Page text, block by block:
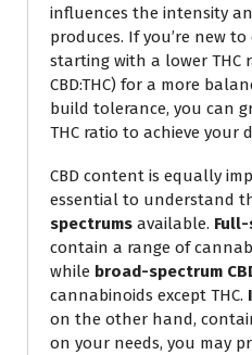
influences the intensity
produces. If you’re new
starting with a lower THC
CBD:THC) for a more
build tolerance, you can
THC ratio to achieve your
CBD content is equally
essential to understand
spectrums available. Full-
contain a range of
while broad-spectrum
cannabinoids except THC.
on the other hand,
on your needs, you may